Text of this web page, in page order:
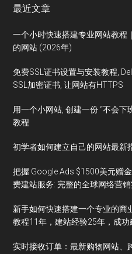
最近文章
一个小时快速搭建专业网站教程
的网站 (2026年)
免费SSL证书设置与安装教程,
SSL加密证书, 让网站有HTTPS
用一个小网站, 创建一份 “不会下
教程
初学者如何建立自己的网站最新
把握 Google Ads $1500美元赠
费建站服务: 完整的全球网络营
新手如何快速搭建一个专业的商
教程11年，建站经验25年，成功
实时接收订单：最新购物网站、